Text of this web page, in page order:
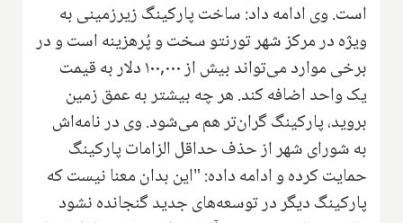
است. وی ادامه داد: ساخت پارکینگ زیرزمینی به
ویژه در مرکز شهر تورنتو سخت و پُرهزینه است و در
برخی موارد می‌تواند بیش از ۱۰۰,۰۰۰ دلار به قیمت
یک واحد اضافه کند. هر چه بیشتر به عمق زمین
بروید، پارکینگ گران‌تر هم می‌شود. وی در نامه‌اش
به شورای شهر از حذف حداقل الزامات پارکینگ
حمایت کرده و ادامه داده: "این بدان معنا نیست که
پارکینگ دیگر در توسعه‌های جدید گنجانده نشود